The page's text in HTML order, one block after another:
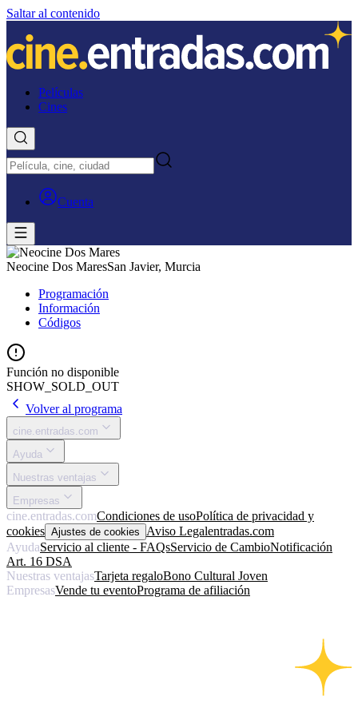
Saltar al contenido
Películas
Cines
Cuenta
Neocine Dos MaresSan Javier, Murcia
Programación
Información
Códigos
Función no disponible
SHOW_SOLD_OUT
Volver al programa
cine.entradas.com
Ayuda
Nuestras ventajas
Empresas
cine.entradas.comCondiciones de usoPolítica de privacidad y
cookies Ajustes de cookies Aviso Legalentradas.com
AyudaServicio al cliente - FAQsServicio de CambioNotificación
Art. 16 DSA
Nuestras ventajasTarjeta regaloBono Cultural Joven
EmpresasVende tu eventoPrograma de afiliación